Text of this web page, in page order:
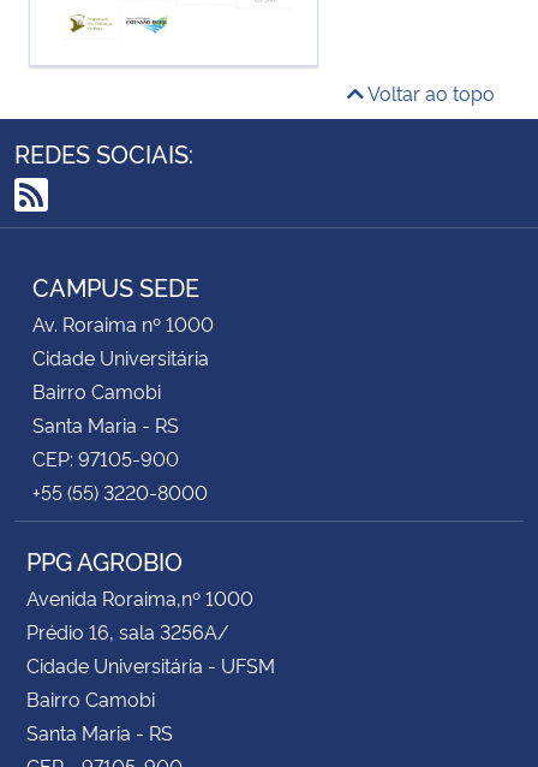
Voltar ao topo
REDES SOCIAIS:
RSS
CAMPUS SEDE
Av. Roraima nº 1000
Cidade Universitária
Bairro Camobi
Santa Maria - RS
CEP: 97105-900
+55 (55) 3220-8000
PPG AGROBIO
Avenida Roraima,nº 1000
Prédio 16, sala 3256A/
Cidade Universitária - UFSM
Bairro Camobi
Santa Maria - RS